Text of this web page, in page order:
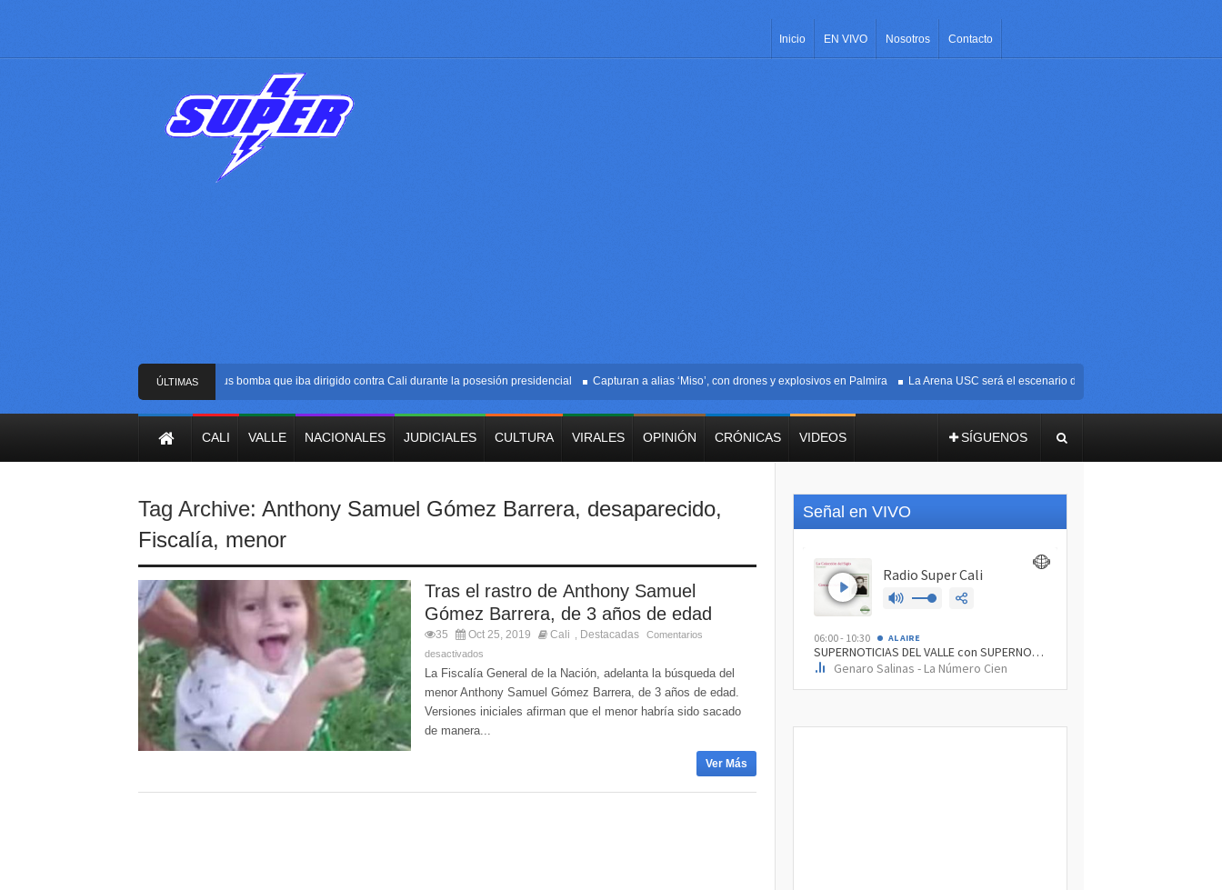
Inicio EN VIVO Nosotros Contacto
ÚLTIMAS
NOTICIAS
Frustran atentado con bus bomba que iba dirigido contra Cali durante la posesión presidencial Capturan a alias ‘Miso’, con drones y explosivos en Palmira La Arena USC será el escenario de la posesión presidencial de
CALI VALLE NACIONALES JUDICIALES CULTURA VIRALES OPINIÓN CRÓNICAS VIDEOS SÍGUENOS
Tag Archive: Anthony Samuel Gómez Barrera, desaparecido,
Fiscalía, menor
Tras el rastro de Anthony Samuel
Gómez Barrera, de 3 años de edad
35 Oct 25, 2019 Cali Destacadas
Comentarios
desactivados
La Fiscalía General de la Nación, adelanta la búsqueda del
menor Anthony Samuel Gómez Barrera, de 3 años de edad.
Versiones iniciales afirman que el menor habría sido sacado
de manera...
Ver Más
Señal en VIVO